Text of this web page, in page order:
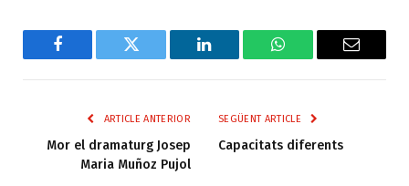
Facebook Twitter LinkedIn WhatsAppEmail
ARTICLE ANTERIOR
Mor el dramaturg Josep
Maria Muñoz Pujol
SEGÜENT ARTICLE
Capacitats diferents